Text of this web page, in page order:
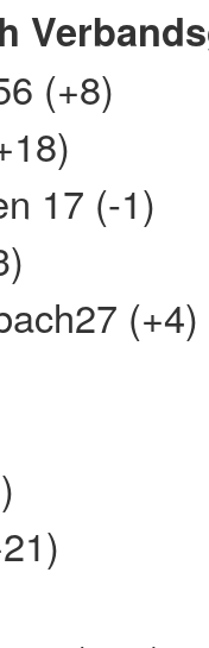
(+8)
17 (-1)
(+4)